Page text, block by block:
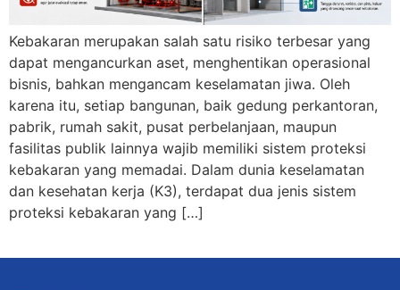
Kebakaran merupakan salah satu risiko terbesar yang
dapat mengancurkan aset, menghentikan operasional
bisnis, bahkan mengancam keselamatan jiwa. Oleh
karena itu, setiap bangunan, baik gedung perkantoran,
pabrik, rumah sakit, pusat perbelanjaan, maupun
fasilitas publik lainnya wajib memiliki sistem proteksi
kebakaran yang memadai. Dalam dunia keselamatan
dan kesehatan kerja (K3), terdapat dua jenis sistem
proteksi kebakaran yang […]